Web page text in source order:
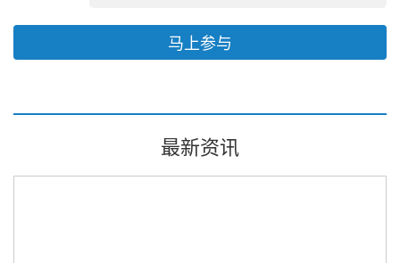
马上参与
最新资讯